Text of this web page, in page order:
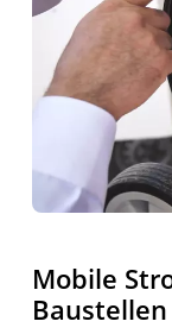
Mobile